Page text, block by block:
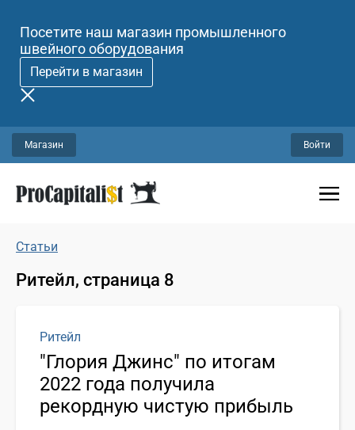
Посетите наш магазин промышленного
швейного оборудования
Перейти в магазин
Магазин Войти
Статьи
Ритейл, страница 8
Ритейл
"Глория Джинс" по итогам
2022 года получила
рекордную чистую прибыль